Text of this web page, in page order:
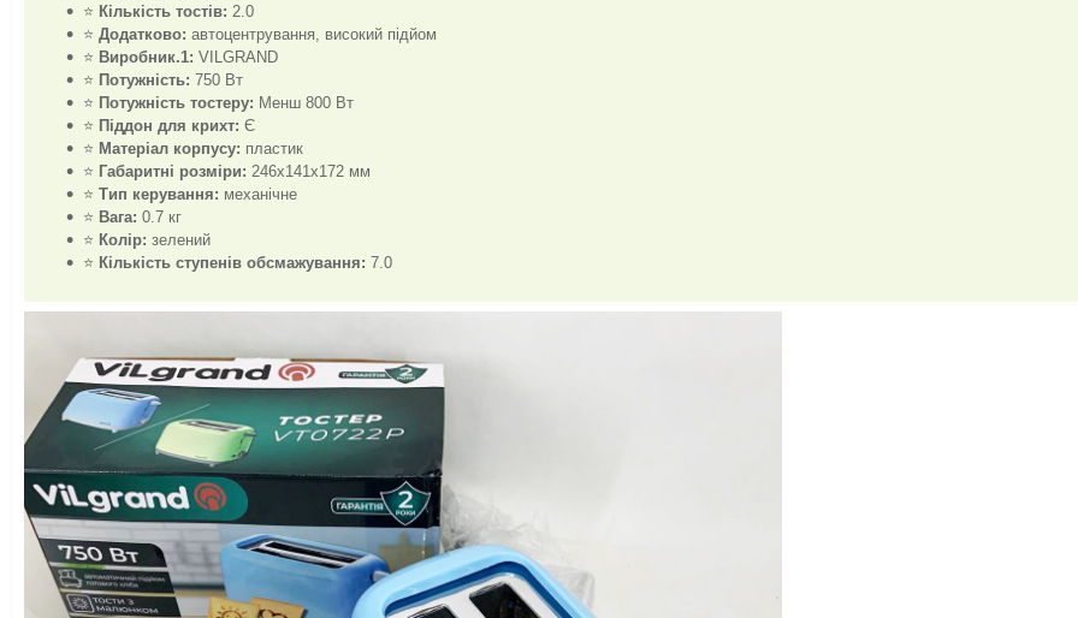
⭐ Кількість тостів: 2.0
⭐ Додатково: автоцентрування, високий підйом
⭐ Виробник.1: VILGRAND
⭐ Потужність: 750 Вт
⭐ Потужність тостеру: Менш 800 Вт
⭐ Піддон для крихт: Є
⭐ Матеріал корпусу: пластик
⭐ Габаритні розміри: 246х141х172 мм
⭐ Тип керування: механічне
⭐ Вага: 0.7 кг
⭐ Колір: зелений
⭐ Кількість ступенів обсмажування: 7.0